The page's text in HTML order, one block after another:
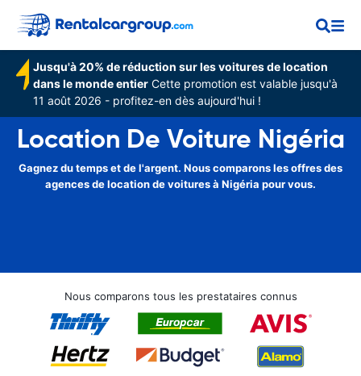
Jusqu'à 20% de réduction sur les voitures de location
dans le monde entier Cette promotion est valable jusqu'à
11 août 2026 - profitez-en dès aujourd'hui !
Location De Voiture Nigéria
Gagnez du temps et de l'argent. Nous comparons les offres des
agences de location de voitures à Nigéria pour vous.
Nous comparons tous les prestataires connus